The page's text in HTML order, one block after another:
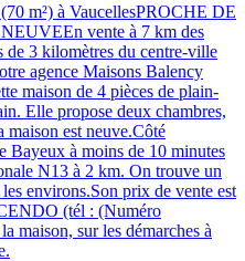
m²) à VaucellesPROCHE DE
vente à 7 km des
de 3 kilomètres du centre-ville
agence Maisons Balency
maison de 4 pièces de plain-
Elle propose deux chambres,
maison est neuve.Côté
Bayeux à moins de 10 minutes
N13 à 2 km. On trouve un
environs.Son prix de vente est
(tél : (Numéro
maison, sur les démarches à